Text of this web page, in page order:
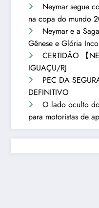
Neymar segue
na copa do mundo
Neymar e a
Gênese e Glória
CERTIDÃO 【
IGUAÇU/RJ
PEC DA
DEFINITIVO
O lado oculto
para motoristas de